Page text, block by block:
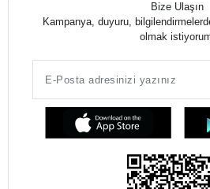
Bize Ulaşın
Kampanya, duyuru,
olmak